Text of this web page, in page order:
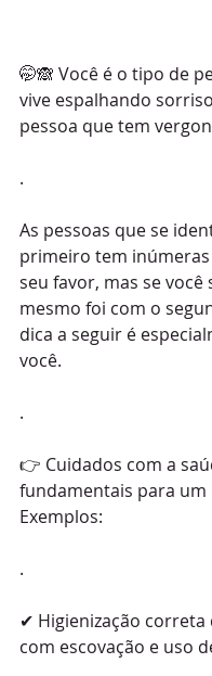
🤭🙈 Você é o tipo de
vive espalhando
pessoa que tem
.
As pessoas que se
primeiro tem inúmeras
seu favor, mas se você
mesmo foi com o
dica a seguir é
você.
.
👉 Cuidados com a
fundamentais para um
Exemplos:
.
✔ Higienização correta
com escovação e uso